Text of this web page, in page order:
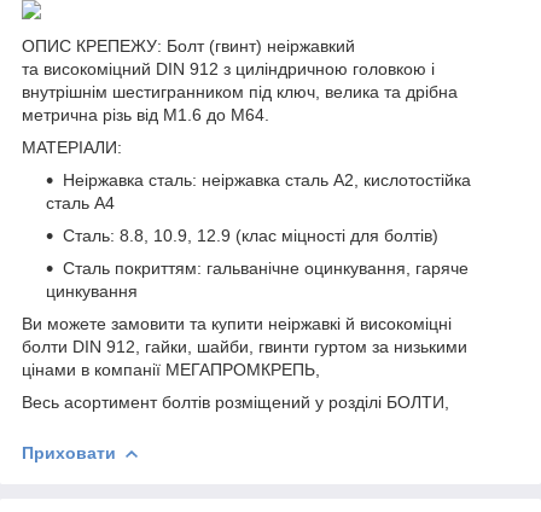
ОПИС КРЕПЕЖУ: Болт (гвинт) неіржавкий
та високоміцний DIN 912 з циліндричною головкою і
внутрішнім шестигранником під ключ, велика та дрібна
метрична різь від М1.6 до М64.
МАТЕРІАЛИ:
Неіржавка сталь: неіржавка сталь А2, кислотостійка
сталь А4
Сталь: 8.8, 10.9, 12.9 (клас міцності для болтів)
Сталь покриттям: гальванічне оцинкування, гаряче
цинкування
Ви можете замовити та купити неіржавкі й високоміцні
болти DIN 912, гайки, шайби, гвинти гуртом за низькими
цінами в компанії МЕГАПРОМКРЕПЬ,
Весь асортимент болтів розміщений у розділі БОЛТИ,
Приховати